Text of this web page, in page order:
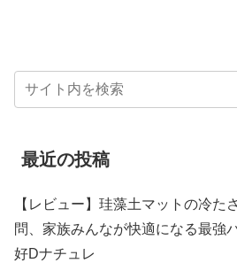
最近の投稿
【レビュー】珪藻土マットの冷た
問、家族みんなが快適になる最強
好Dナチュレ